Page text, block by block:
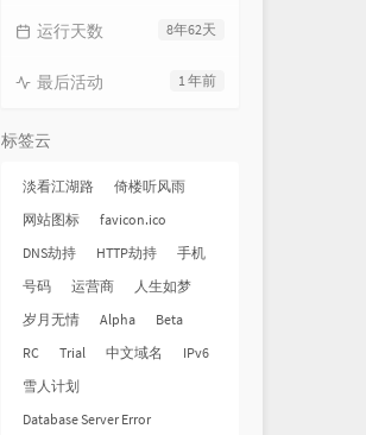
8年62天
运行天数
1 年前
最后活动
标签云
淡看江湖路
倚楼听风雨
网站图标
favicon.ico
DNS劫持
HTTP劫持
手机
号码
运营商
人生如梦
岁月无情
Alpha
Beta
RC
Trial 中文域名
IPv6
雪人计划
Database Server Error